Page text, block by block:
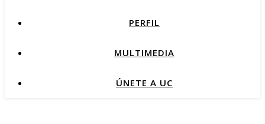
PERFIL
MULTIMEDIA
ÚNETE A UC